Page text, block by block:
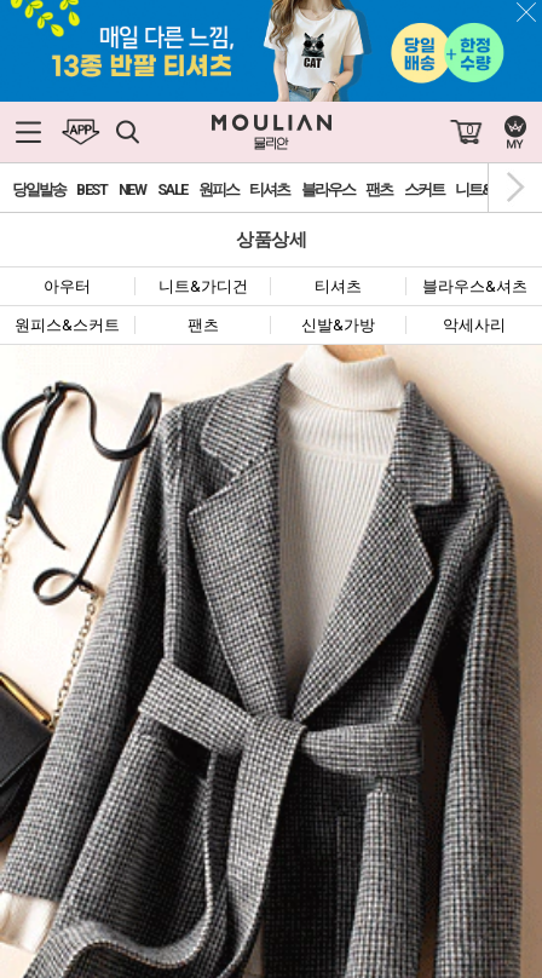
0
당일발송 BEST NEW SALE 원피스 티셔츠 블라우스 팬츠 스커트 니트&가디건
상품상세
아우터 니트&가디건 티셔츠 블라우스&셔츠
원피스&스커트 팬츠 신발&가방 악세사리